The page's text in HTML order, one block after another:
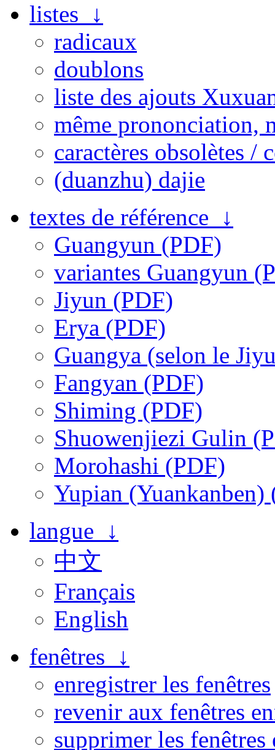
listes ↓
radicaux
doublons
liste des ajouts
même prononciation,
caractères obsolètes /
(duanzhu) dajie
textes de référence ↓
Guangyun (PDF)
variantes Guangyun
Jiyun (PDF)
Erya (PDF)
Guangya (selon le
Fangyan (PDF)
Shiming (PDF)
Shuowenjiezi Gulin
Morohashi (PDF)
Yupian (Yuankanben)
langue ↓
中文
Français
English
fenêtres ↓
enregistrer les fenêtres
revenir aux fenêtres
supprimer les fenêtres